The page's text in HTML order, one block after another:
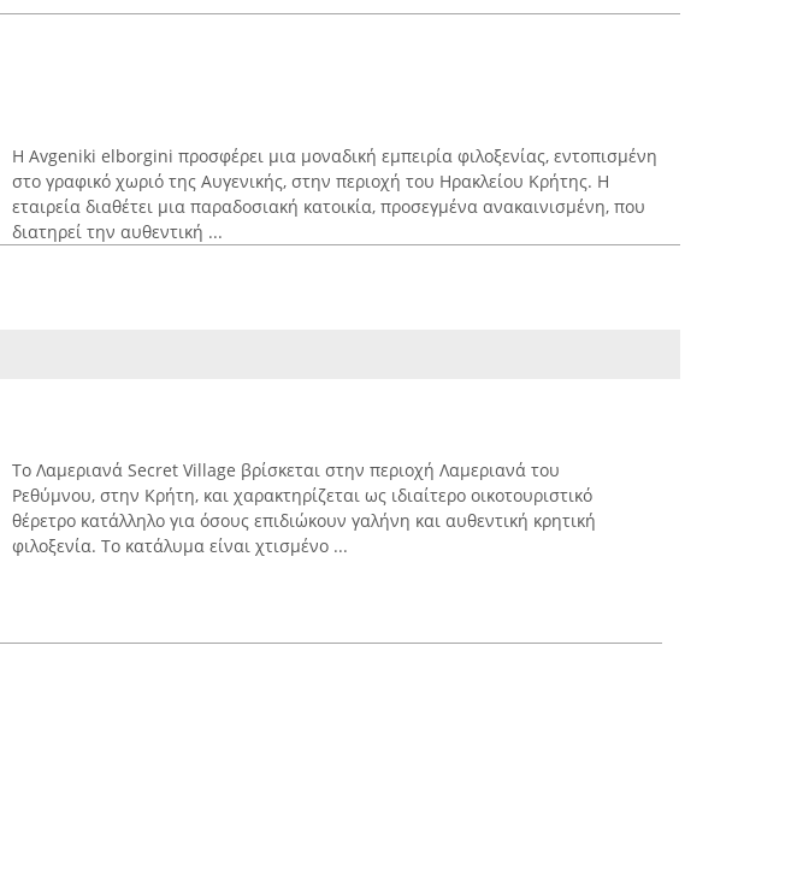
Η Avgeniki elborgini προσφέρει μια μοναδική εμπειρία φιλοξενίας, εντοπισμένη
στο γραφικό χωριό της Αυγενικής, στην περιοχή του Ηρακλείου Κρήτης. Η
εταιρεία διαθέτει μια παραδοσιακή κατοικία, προσεγμένα ανακαινισμένη, που
διατηρεί την αυθεντική ...
Το Λαμεριανά Secret Village βρίσκεται στην περιοχή Λαμεριανά του
Ρεθύμνου, στην Κρήτη, και χαρακτηρίζεται ως ιδιαίτερο οικοτουριστικό
θέρετρο κατάλληλο για όσους επιδιώκουν γαλήνη και αυθεντική κρητική
φιλοξενία. Το κατάλυμα είναι χτισμένο ...